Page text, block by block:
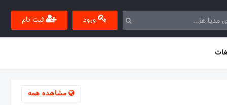
ورود ثبت نام
مشاهده همه